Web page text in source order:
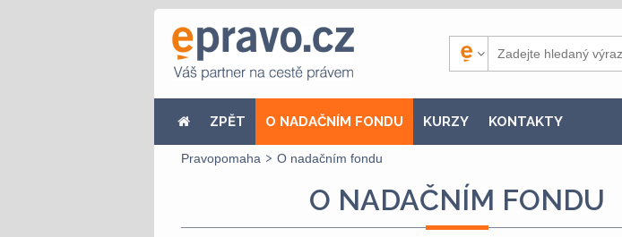
ZPĚT O NADAČNÍM FONDU KURZY KONTAKTY
Pravopomaha O nadačním fondu
O NADAČNÍM FONDU